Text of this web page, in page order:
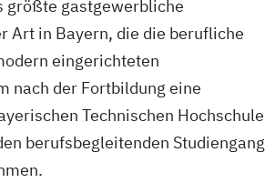
größte gastgewerbliche
Art in Bayern, die die berufliche
eingerichteten
nach der Fortbildung eine
Technischen Hochschule
berufsbegleitenden Studiengang